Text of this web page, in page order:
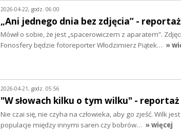
2026-04-22, godz. 06:00
„Ani jednego dnia bez zdjęcia” -
Mówił o sobie, że jest „spacerowiczem z aparatem”.
Fonosfery będzie fotoreporter Włodzimierz Piątek… »
2026-04-21, godz. 05:56
"W słowach kilku o tym wilku" -
Nie czai się, nie czyha na człowieka, aby go zjeść. Wilk
populacje między innymi saren czy bobrów… » więcej